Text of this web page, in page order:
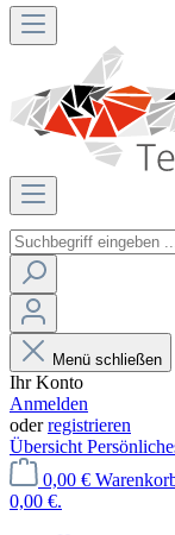
Menü schließen
Ihr Konto
Anmelden
oderregistrieren
Übersicht
0,00 €
0,00 €.